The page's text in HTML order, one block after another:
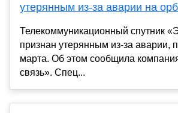
утерянным из-за аварии на
Телекоммуникационный спутник
признан утерянным из-за аварии,
марта. Об этом сообщила
связь». Спец...